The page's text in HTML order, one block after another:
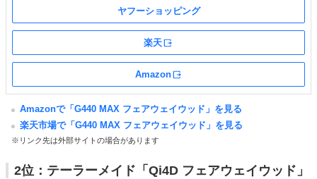
ヤフーショッピング
楽天
Amazon
Amazonで「G440 MAX フェアウェイウッド」を見る
楽天市場で「G440 MAX フェアウェイウッド」を見る
※リンク先は外部サイトの場合があります
2位：テーラーメイド「Qi4D フェアウェイウッド」